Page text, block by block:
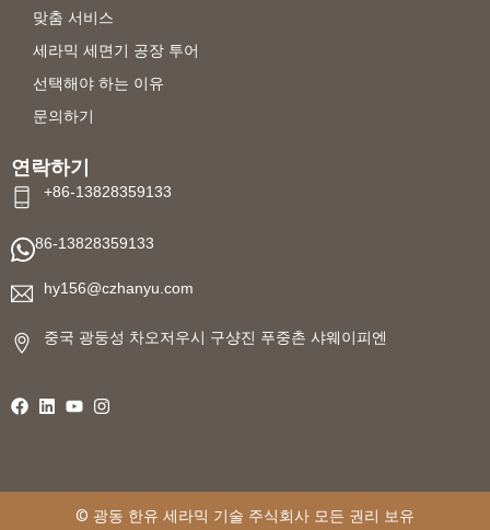
맞춤 서비스
세라믹 세면기 공장 투어
선택해야 하는 이유
문의하기
연락하기
+86-13828359133
86-13828359133
hy156@czhanyu.com
중국 광둥성 차오저우시 구샹진 푸중촌 샤웨이피엔
© 광동 한유 세라믹 기술 주식회사 모든 권리 보유